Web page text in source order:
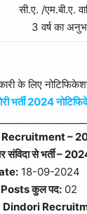
सी.ए. /एम.बी.ए.
3 वर्ष का
के लिए
भर्ती 2024
– 2024
संविदा से भर्ती –
18-09-2024
कुल पद: 02
Recruitment